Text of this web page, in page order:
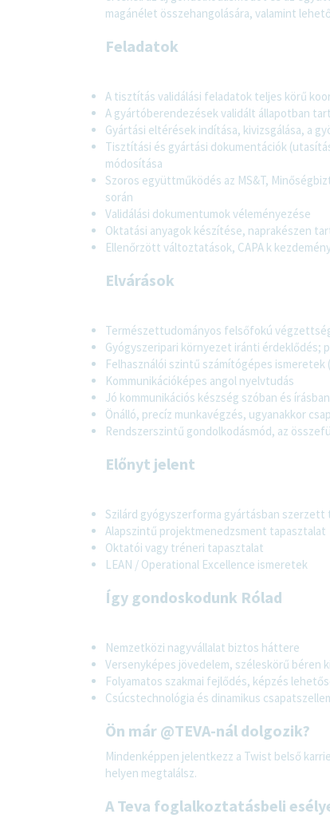
magánélet összehangolására, valamint
Feladatok
A tisztítás validálási feladatok teljes körű
A gyártóberendezések validált állapotban
Gyártási eltérések indítása, kivizsgálása, a
Tisztítási és gyártási dokumentációk
módosítása
Szoros együttműködés az MS&T,
során
Validálási dokumentumok véleményezése
Oktatási anyagok készítése, naprakészen
Ellenőrzött változtatások, CAPA k
Elvárások
Természettudományos felsőfokú
Gyógyszeripari környezet iránti érdeklődés;
Felhasználói szintű számítógépes ismeretek
Kommunikációképes angol nyelvtudás
Jó kommunikációs készség szóban és írásban
Önálló, precíz munkavégzés, ugyanakkor
Rendszerszintű gondolkodásmód, az
Előnyt jelent
Szilárd gyógyszerforma gyártásban szerzett
Alapszintű projektmenedzsment tapasztalat
Oktatói vagy tréneri tapasztalat
LEAN / Operational Excellence ismeretek
Így gondoskodunk Rólad
Nemzetközi nagyvállalat biztos háttere
Versenyképes jövedelem, széleskörű béren
Folyamatos szakmai fejlődés, képzés
Csúcstechnológia és dinamikus
Ön már @TEVA-nál dolgozik?
Mindenképpen jelentkezz a Twist belső
helyen megtalálsz.
A Teva foglalkoztatásbeli